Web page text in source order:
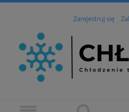
Zarejestruj się